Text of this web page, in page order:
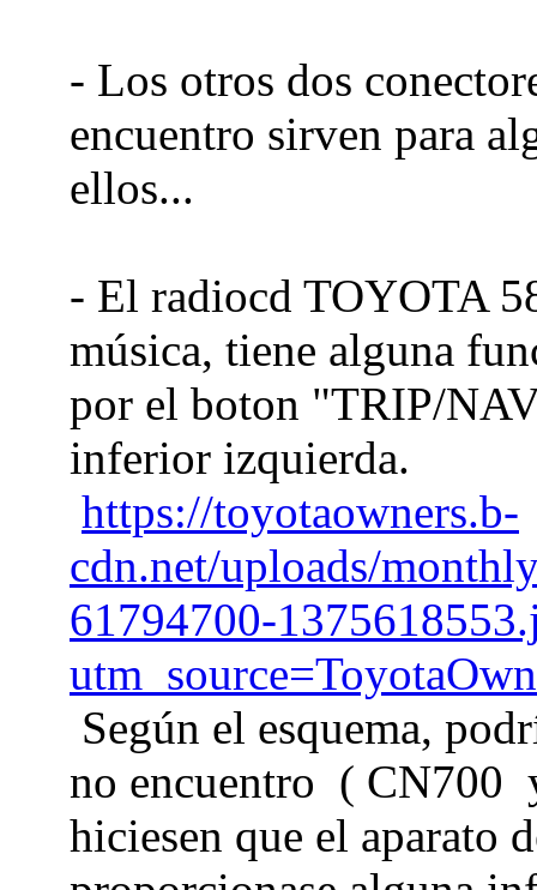
- Los otros dos
encuentro sirven para
ellos...
- El radiocd TOYOTA
música, tiene alguna
por el boton "TRIP/
inferior izquierda.
https://toyotaowners.b-
cdn.net/uploads/
61794700-
Según el esquema,
no encuentro ( CN700
hiciesen que el aparato